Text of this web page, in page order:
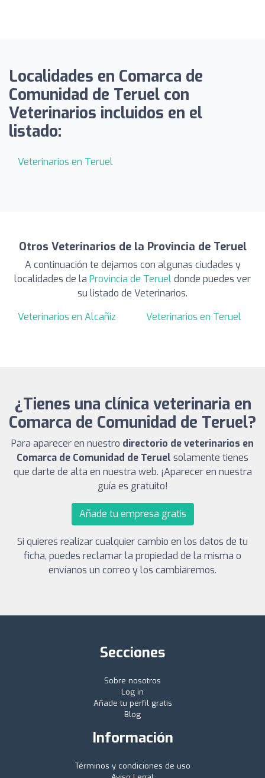
Localidades en Comarca de
Comunidad de Teruel con
Veterinarios incluidos en el
listado:
Veterinarios en Teruel
Otros Veterinarios de la Provincia de Teruel
A continuación te dejamos con algunas ciudades y
localidades de la Provincia de Terueldonde puedes ver
su listado de Veterinarios.
Veterinarios en Alcañiz
Veterinarios en Teruel
¿Tienes una clínica veterinaria en
Comarca de Comunidad de Teruel?
Para aparecer en nuestro directorio de veterinarios en
Comarca de Comunidad de Teruel solamente tienes
que darte de alta en nuestra web. ¡Aparecer en nuestra
guía es gratuito!
Añade tu empresa gratis
Si quieres realizar cualquier cambio en los datos de tu
ficha, puedes reclamar la propiedad de la misma o
envíanos un correo y los cambiaremos.
Secciones
Sobre nosotros
Log in
Añade tu perfil gratis
Blog
Información
Términos y condiciones de uso